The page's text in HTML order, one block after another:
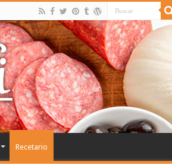
Recetario